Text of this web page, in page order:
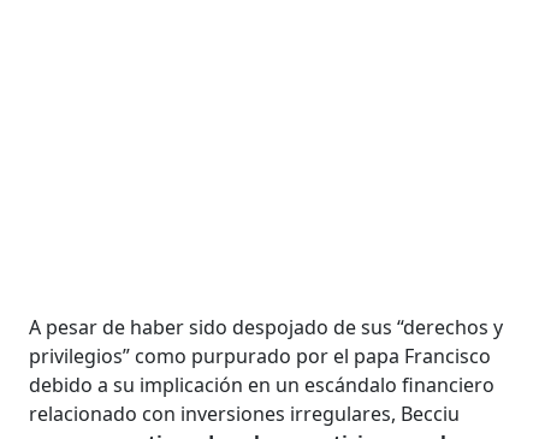
A pesar de haber sido despojado de sus “derechos y
privilegios” como purpurado por el papa Francisco
debido a su implicación en un escándalo financiero
relacionado con inversiones irregulares, Becciu